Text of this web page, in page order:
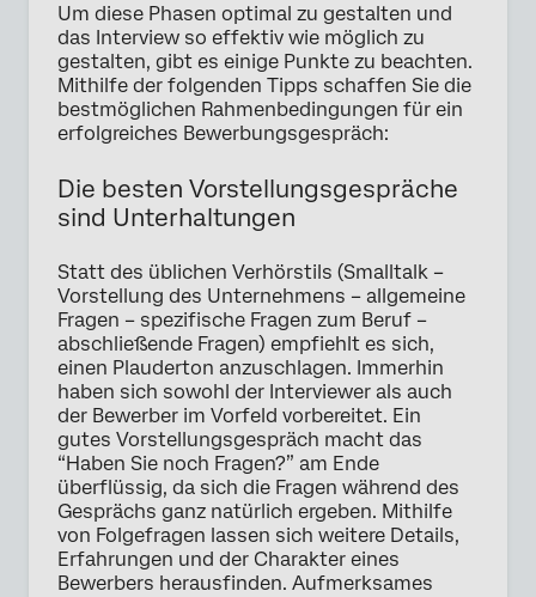
Um diese Phasen optimal zu gestalten und
das Interview so effektiv wie möglich zu
gestalten, gibt es einige Punkte zu beachten.
Mithilfe der folgenden Tipps schaffen Sie die
bestmöglichen Rahmenbedingungen für ein
erfolgreiches Bewerbungsgespräch:
Die besten Vorstellungsgespräche
sind Unterhaltungen
Statt des üblichen Verhörstils (Smalltalk –
Vorstellung des Unternehmens – allgemeine
Fragen – spezifische Fragen zum Beruf –
abschließende Fragen) empfiehlt es sich,
einen Plauderton anzuschlagen. Immerhin
haben sich sowohl der Interviewer als auch
der Bewerber im Vorfeld vorbereitet. Ein
gutes Vorstellungsgespräch macht das
“Haben Sie noch Fragen?” am Ende
überflüssig, da sich die Fragen während des
Gesprächs ganz natürlich ergeben. Mithilfe
von Folgefragen lassen sich weitere Details,
Erfahrungen und der Charakter eines
Bewerbers herausfinden. Aufmerksames